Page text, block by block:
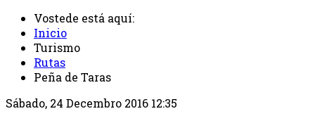
Vostede está aquí:
Inicio
Turismo
Rutas
Peña de Taras
Sábado, 24 Decembro 2016 12:35